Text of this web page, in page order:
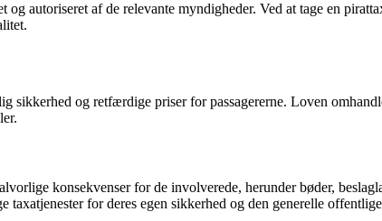
autoriseret af de relevante myndigheder. Ved at tage en
sikkerhed og retfærdige priser for passagererne. Loven
konsekvenser for de involverede, herunder bøder,
for deres egen sikkerhed og den generelle